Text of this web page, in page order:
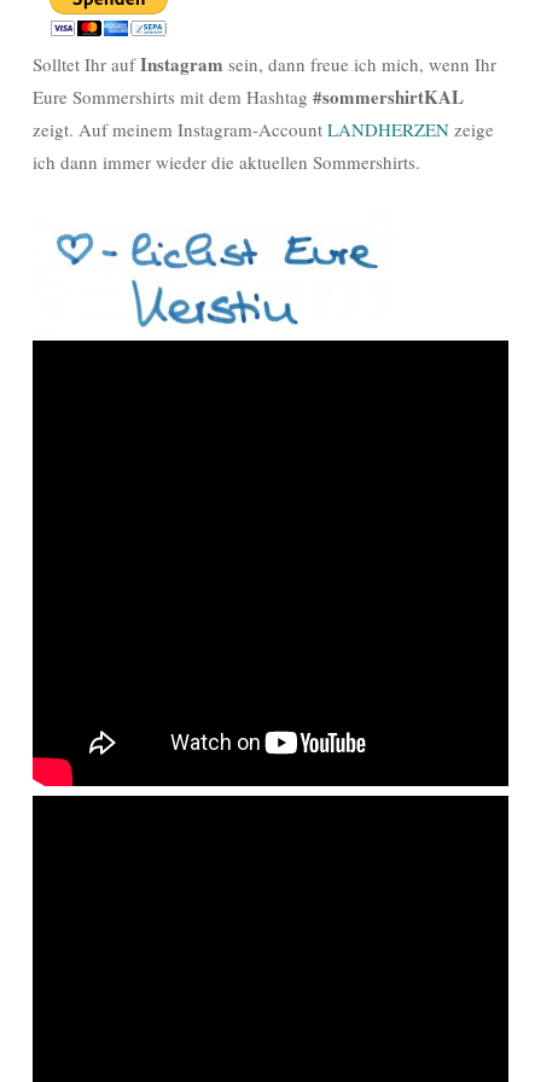
Solltet Ihr aufInstagram sein, dann freue ich mich, wenn Ihr
Eure Sommershirts mit dem Hashtag #sommershirtKAL
zeigt. Auf meinem Instagram-Account LANDHERZEN zeige
ich dann immer wieder die aktuellen Sommershirts.